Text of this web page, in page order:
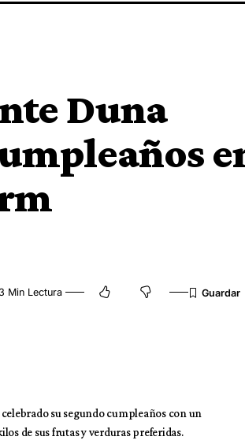
Duna
3 Min Lectura
su segundo cumpleaños con un
de sus frutas y verduras preferidas.